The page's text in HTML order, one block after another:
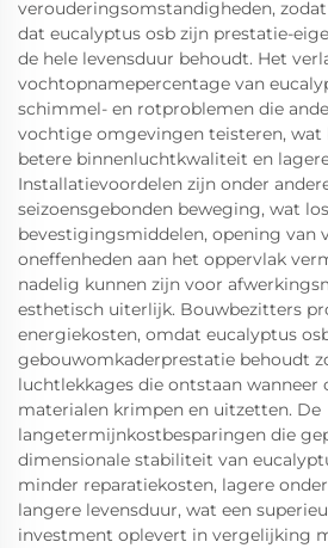
verouderingsomstandigheden,
dat eucalyptus osb zijn prestatie-
de hele levensduur behoudt. Het
vochtopnamepercentage van
schimmel- en rotproblemen die
vochtige omgevingen teisteren, wat
betere binnenluchtkwaliteit en
Installatievoordelen zijn onder
seizoensgebonden beweging, wat
bevestigingsmiddelen, opening van
oneffenheden aan het oppervlak
nadelig kunnen zijn voor
esthetisch uiterlijk. Bouwbezitters
energiekosten, omdat eucalyptus
gebouwomkaderprestatie behoudt
luchtlekkages die ontstaan wanneer
materialen krimpen en uitzetten. De
langetermijnkostbesparingen die
dimensionale stabiliteit van
minder reparatiekosten, lagere
langere levensduur, wat een
investment oplevert in vergelijking